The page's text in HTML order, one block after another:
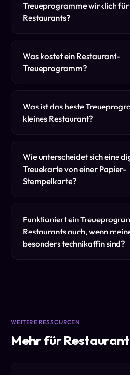
Treueprogramme wirklich
Restaurants?
Was kostet ein Restaurant-
Treueprogramm?
Was ist das beste
kleines Restaurant?
Wie unterscheidet sich eine
Treuekarte von einer Papier-
Stempelkarte?
Funktioniert ein
Restaurants auch, wenn
besonders technikaffin sind?
WEITERE RESSOURCEN
Mehr für